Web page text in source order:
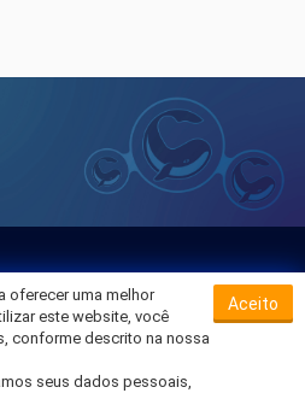
oferecer uma melhor
este website, você
conforme descrito na nossa
seus dados pessoais,
Aceito